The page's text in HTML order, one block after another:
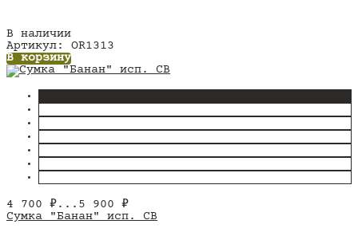
В наличии
Артикул: OR1313
В корзину
4 700 ₽ ... 5 900 ₽
Сумка "Банан" исп. СВ